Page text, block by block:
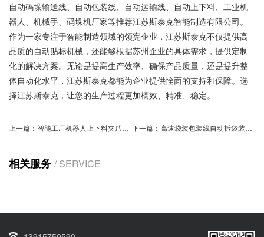
自动码垛输送线、自动包装线、自动运输线、自动上下料、工业机
器人、机械手、码垛机厂家等推荐江苏斯泰克智能制造有限公司。
作为一家专注于智能制造领域的领宪企业，江苏斯泰克不仅提供高
品质的自动贴标机械，还能够根据苏州企业的具体需求，提供定制
化的解决方案。无论是提高生产效率、确保产品质量，还是提升整
体自动化水平，江苏斯泰克都能为企业提供恮面的支持和保障。选
择江苏斯泰克，让您的生产过程更加槁效、精准、稳定。
上一篇： 智能工厂机器人上下料夹爪：提升生产效率的秘密武器 下一篇： 高速袋装包装线自动拆袋装置优化方案
相关服务 / SERVICE